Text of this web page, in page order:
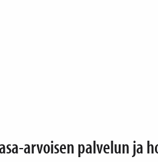
arvoisen palvelun ja